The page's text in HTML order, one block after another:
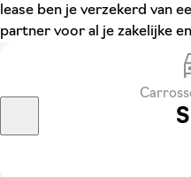
lease ben je verzekerd van
partner voor al je zakelijke